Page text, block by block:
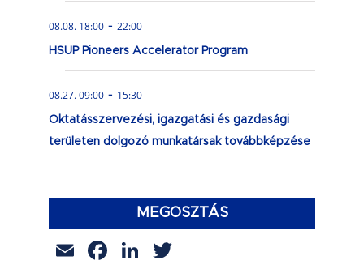
08.08. 18:00 - 22:00
HSUP Pioneers Accelerator Program
08.27. 09:00 - 15:30
Oktatásszervezési, igazgatási és gazdasági
területen dolgozó munkatársak továbbképzése
MEGOSZTÁS
EmailFacebook
LinkedIn